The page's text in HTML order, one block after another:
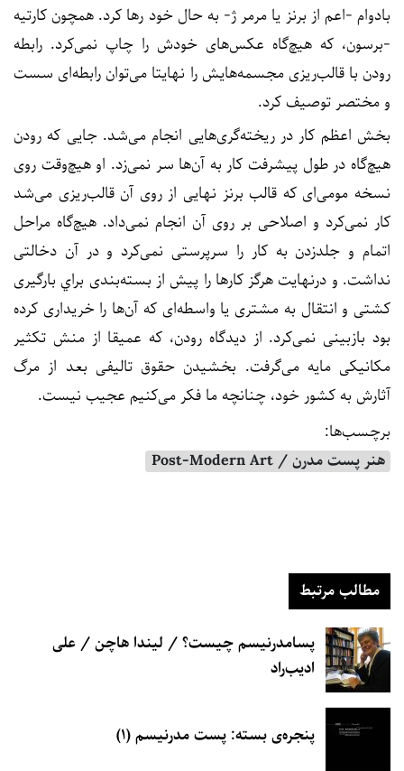
بادوام -اعم از برنز یا مرمر ژ- به حال خود رها کرد. همچون کارتیه
-برسون، که هیچ‌گاه عکس‌های خودش را چاپ نمی‌کرد. رابطه
رودن با قالب‌ریزی مجسمه‌هایش را نهایتا می‌توان رابطه‌ای سست
و مختصر توصیف کرد.
بخش اعظم کار در ریخته‌گری‌هایی انجام می‌شد. جایی که رودن
هیچ‌گاه در طول پیشرفت کار به آن‌ها سر نمی‌زد. او هیچ‌وقت روی
نسخه مومی‌ای که قالب برنز نهایی از روی آن قالب‌ریزی می‌شد
کار نمی‌کرد و اصلاحی بر روی آن انجام نمی‌داد. هیچ‌گاه مراحل
اتمام و جلدزدن به کار را سرپرستی نمی‌کرد و در آن دخالتی
نداشت. و درنهایت هرگز کارها را پیش از بسته‌بندی براي بارگيری
كشتی و انتقال به مشتری یا واسطه‌ای که آن‌ها را خریداری کرده
بود بازبینی نمی‌کرد. از دیدگاه رودن، که عمیقا از منش تکثیر
مکانیکی مایه می‌گرفت. بخشیدن حقوق تالیفی بعد از مرگ
آثارش به کشور خود، چنانچه ما فکر می‌کنیم عجیب نیست.
برچسب‌ها:
هنر پست مدرن / Post-Modern Art
مطالب مرتبط
پسامدرنیسم چیست؟ / لیندا هاچن / علی
ادیب‌راد
پنجره‌ی بسته: پست مدرنیسم (۱)